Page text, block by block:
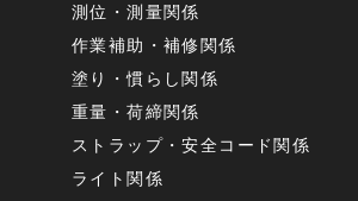
測位・測量関係
作業補助・補修関係
塗り・慣らし関係
重量・荷締関係
ストラップ・安全コード関係
ライト関係